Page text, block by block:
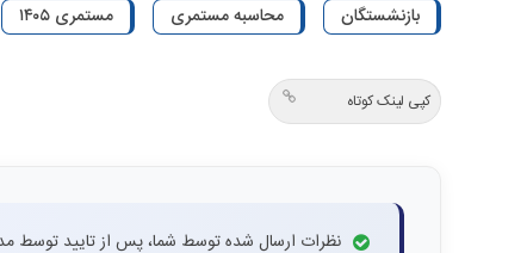
بازنشستگان محاسبه مستمری مستمری ۱۴۰۵
کپی لینک کوتاه
نظرات ارسال شده توسط شما، پس از تایید توسط